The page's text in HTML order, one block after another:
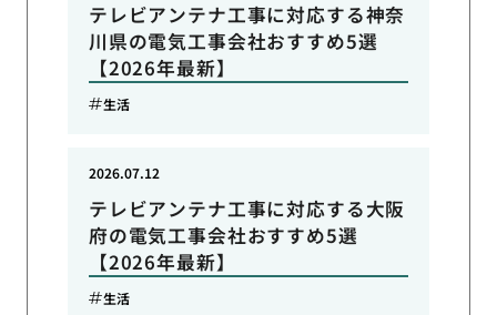
テレビアンテナ工事に対応する神奈
川県の電気工事会社おすすめ5選
【2026年最新】
生活
テレビアンテナ工事に対応する大阪
府の電気工事会社おすすめ5選
【2026年最新】
2026.07.12
生活